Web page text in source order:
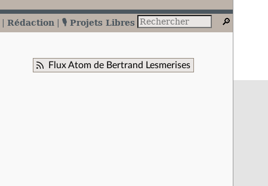
Rédaction 🎙️ Projets Libres
Flux Atom de Bertrand Lesmerises